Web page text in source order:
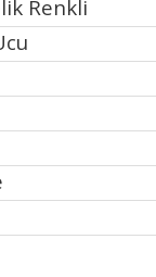
Renkli